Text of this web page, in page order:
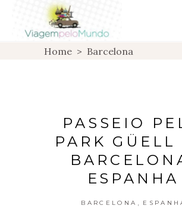
Home > Barcelona
PASSEIO
PARK GÜELL
ESPANHA
BARCELONA